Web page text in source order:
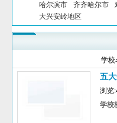
哈尔滨市
齐齐哈尔市
大兴安岭地区
学校
五
浏览
学校